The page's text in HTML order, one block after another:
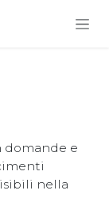
e
nella